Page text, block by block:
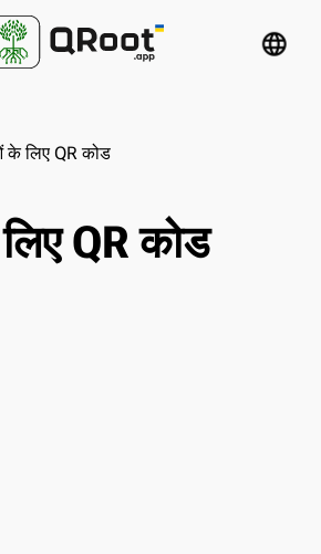
language
लिए QR कोड
QR कोड